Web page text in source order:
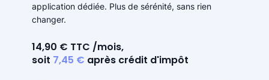
application dédiée. Plus de sérénité, sans rien
changer.
14,90 € TTC /mois,
soit 7,45 € après crédit d'impôt